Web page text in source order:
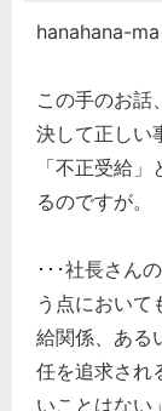
hanahana-ma
この手のお話
決して正しい
「不正受給
るのですが。
･･･社長さん
う点において
給関係、ある
任を追求され
いことはない